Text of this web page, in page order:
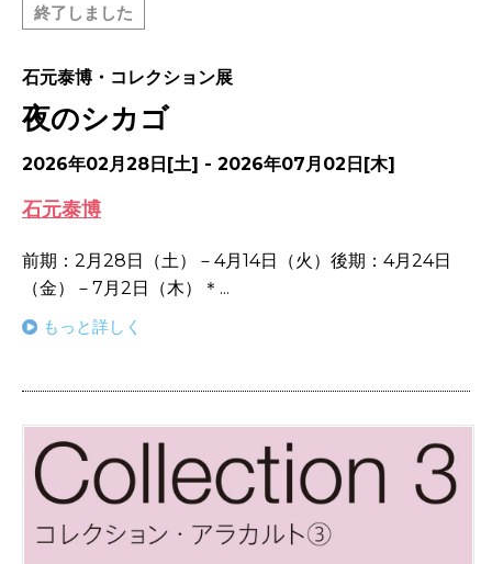
終了しました
石元泰博・コレクション展
夜のシカゴ
2026年02月28日[土] - 2026年07月02日[木]
石元泰博
前期：2月28日（土）－4月14日（火）後期：4月24日
（金）－7月2日（木）＊...
もっと詳しく